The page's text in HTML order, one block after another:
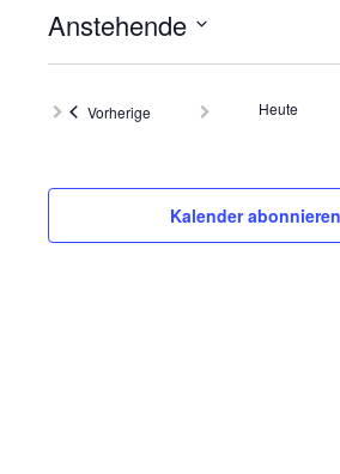
Anstehende
Datum
VorherigeVeranstaltungen Heute
Kalender abonnieren